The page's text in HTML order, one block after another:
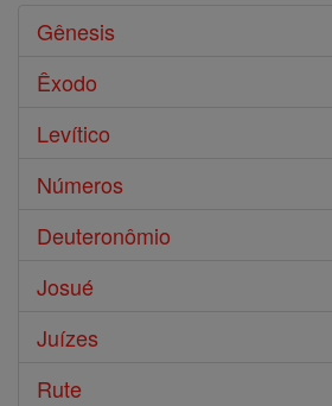
Gênesis
Êxodo
Levítico
Números
Deuteronômio
Josué
Juízes
Rute